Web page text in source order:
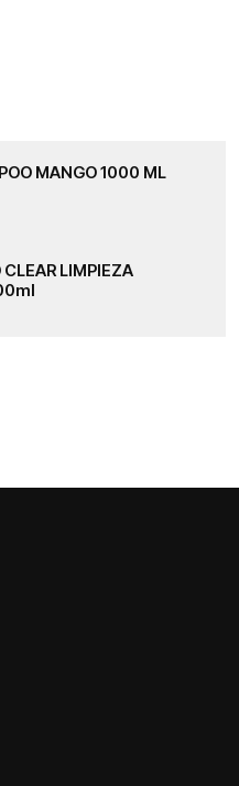
MANGO 1000 ML
LIMPIEZA